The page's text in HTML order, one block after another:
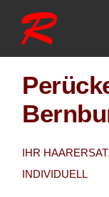
content
IHR
INDIVIDUELL